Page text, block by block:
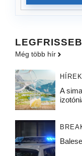
Még több hír
A